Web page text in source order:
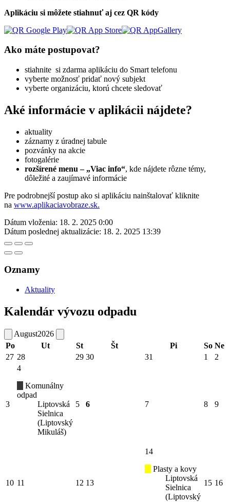
Aplikáciu si môžete stiahnuť aj cez QR kódy
Ako máte postupovat?
stiahnite si zdarma aplikáciu do Smart telefonu
vyberte možnosť pridať nový subjekt
vyberte organizáciu, ktorú chcete sledovať
Aké informácie v aplikácii nájdete?
aktuality
záznamy z úradnej tabule
pozvánky na akcie
fotogalérie
rozšírené menu – „Viac info“, kde nájdete rôzne témy,
dôležité a zaujímavé informácie
Pre podrobnejší postup ako si aplikáciu nainštalovať kliknite
na www.aplikaciavobraze.sk.
Dátum vloženia: 18. 2. 2025 0:00
Dátum poslednej aktualizácie: 18. 2. 2025 13:39
Oznamy
Aktuality
Kalendár vývozu odpadu
August2026
Po
Ut St Št Pi So Ne
27 28 29 30 31 1 2
3
4
Komunálny
odpad
Liptovská
Sielnica
(Liptovský
Mikuláš)
5 6 7 8 9
10 11 12 13
14
Plasty a kovy
Liptovská
Sielnica
(Liptovský
15 16